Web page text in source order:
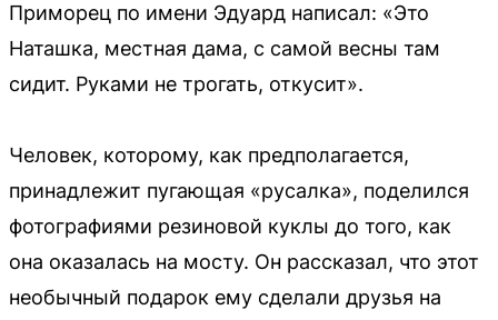
Приморец по имени Эдуард написал: «Это
Наташка, местная дама, с самой весны там
сидит. Руками не трогать, откусит».
Человек, которому, как предполагается,
принадлежит пугающая «русалка», поделился
фотографиями резиновой куклы до того, как
она оказалась на мосту. Он рассказал, что этот
необычный подарок ему сделали друзья на